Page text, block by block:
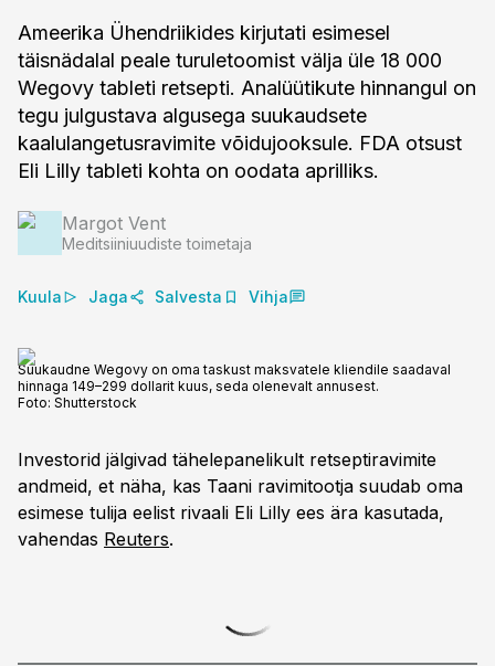
Ameerika Ühendriikides kirjutati esimesel
täisnädalal peale turuletoomist välja üle 18 000
Wegovy tableti retsepti. Analüütikute hinnangul on
tegu julgustava algusega suukaudsete
kaalulangetusravimite võidujooksule. FDA otsust
Eli Lilly tableti kohta on oodata aprilliks.
Margot Vent
Meditsiiniuudiste toimetaja
Kuula Jaga Salvesta Vihja
Suukaudne Wegovy on oma taskust maksvatele kliendile saadaval
hinnaga 149–299 dollarit kuus, seda olenevalt annusest.
Foto: Shutterstock
Investorid jälgivad tähelepanelikult retseptiravimite
andmeid, et näha, kas Taani ravimitootja suudab oma
esimese tulija eelist rivaali Eli Lilly ees ära kasutada,
vahendas Reuters.